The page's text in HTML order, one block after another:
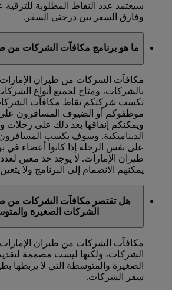
سيعتمد عدد النقاط المطلوبة للترقية
وفارق السعر بين درجتي السفر.
ما هو برنامج مكافآت الشركات من
مكافآت الشركات من طيران
بالشركات، ومتاح لجميع أنواع
تكسب شركتكم نقاط مكافآت
موظفوكم أو الضيوف المسافرون على
ويمكنكم إنفاقها بعد ذلك على رحلات
الديناميكية. وسوف يكسب
على نفس الرحلة إذا كانوا أعضاء في
طيران الإمارات. لا يوجد حد معين
يمكنهم الانضمام إلى البرنامج ولا
هل تقتصر مكافآت الشركات من
الشركات الصغيرة
مكافآت الشركات من طيران
الشركات، ولكنها ليست مصممة
الصغيرة والمتوسطة التي لا يربطها
سفر الشركات.